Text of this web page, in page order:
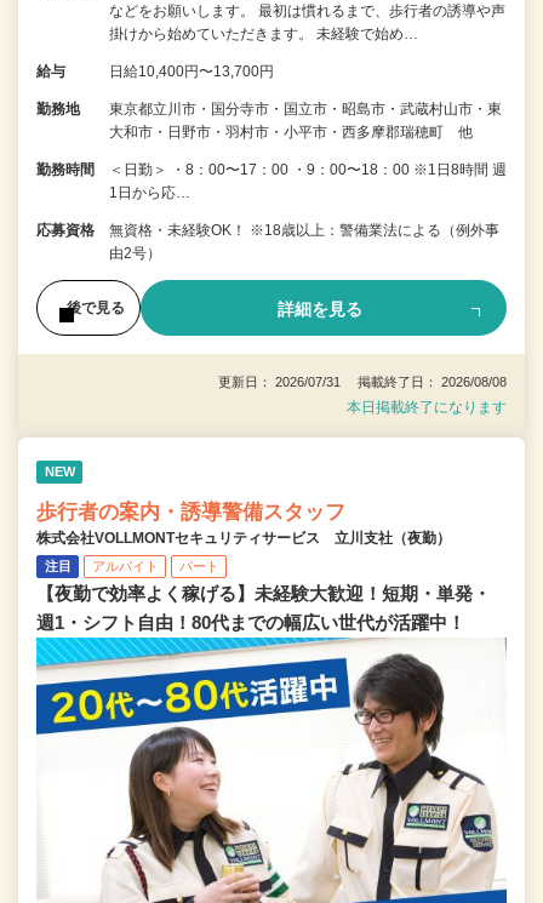
などをお願いします。 最初は慣れるまで、歩行者の誘導や声
掛けから始めていただきます。 未経験で始め…
給与 日給10,400円〜13,700円
勤務地
東京都立川市・国分寺市・国立市・昭島市・武蔵村山市・東
大和市・日野市・羽村市・小平市・西多摩郡瑞穂町 他
勤務時間
＜日勤＞ ・8：00〜17：00 ・9：00〜18：00 ※1日8時間 週
1日から応…
応募資格
無資格・未経験OK！ ※18歳以上：警備業法による（例外事
由2号）
後で見る 詳細を見る
更新日： 2026/07/31 掲載終了日： 2026/08/08
本日掲載終了になります
NEW
歩行者の案内・誘導警備スタッフ
株式会社VOLLMONTセキュリティサービス 立川支社（夜勤）
注目 アルバイト パート
【夜勤で効率よく稼げる】未経験大歓迎！短期・単発・
週1・シフト自由！80代までの幅広い世代が活躍中！